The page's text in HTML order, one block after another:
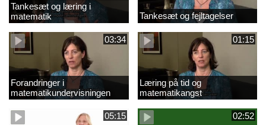
Tankesæt og læring i
matematik
Tankesæt og fejltagelser
03:34
Forandringer i
matematikundervisningen
01:15
Læring på tid og
matematikangst
05:15 02:52